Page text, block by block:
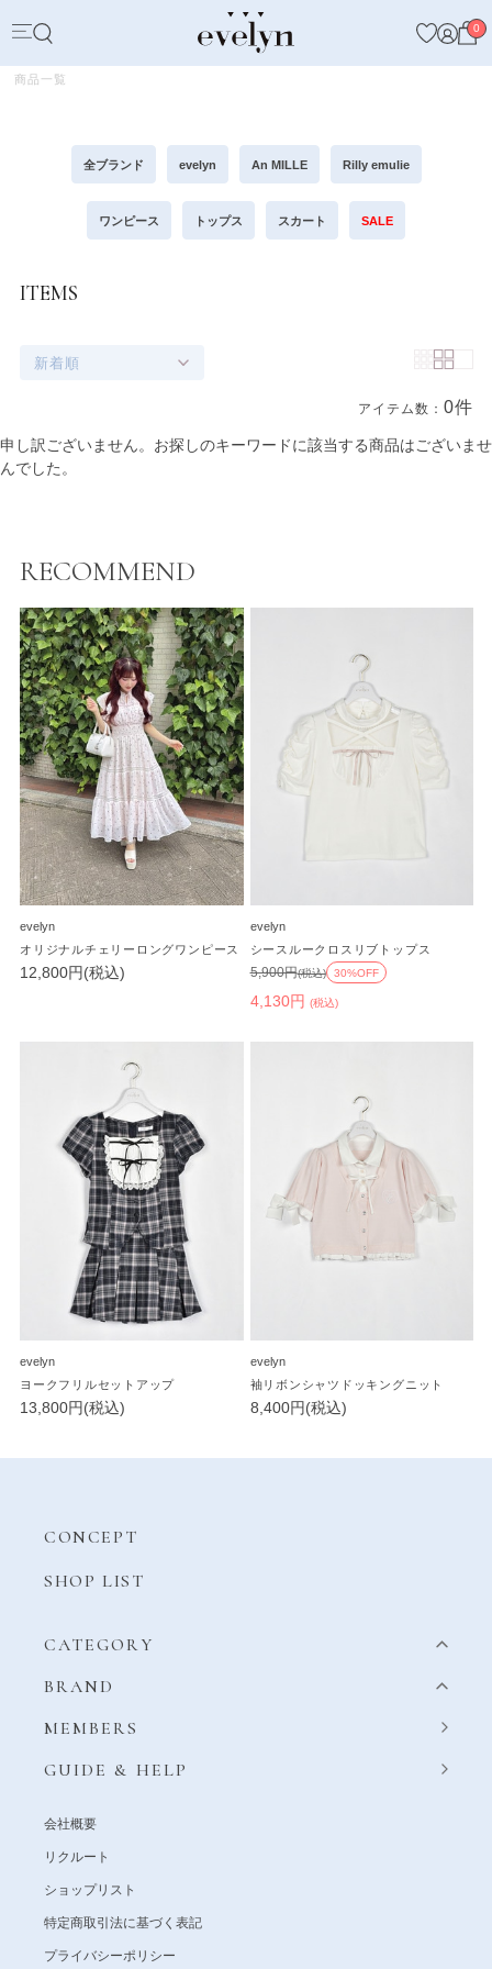
0
商品一覧
全ブランド evelyn An MILLE Rilly emulie
ワンピース トップス スカート SALE
ITEMS
新着順
アイテム数：0件
商品一覧
申し訳ございません。お探しのキーワードに該当する商品はございませ
んでした。
RECOMMEND
evelyn
オリジナルチェリーロングワンピース
12,800円(税込)
evelyn
シースルークロスリブトップス
4,130円 (税込)
5,900円(税込) 30%OFF
evelyn
ヨークフリルセットアップ
13,800円(税込)
evelyn
袖リボンシャツドッキングニット
8,400円(税込)
CONCEPT
SHOP LIST
CATEGORY
BRAND
MEMBERS
GUIDE & HELP
会社概要
リクルート
ショップリスト
特定商取引法に基づく表記
プライバシーポリシー